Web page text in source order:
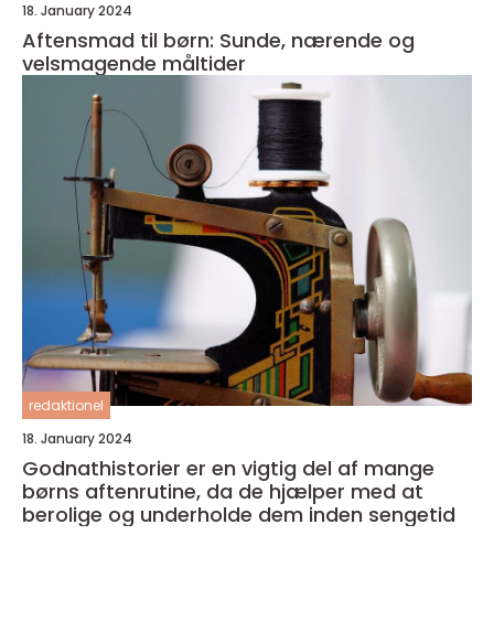
18. January 2024
Aftensmad til børn: Sunde, nærende og
velsmagende måltider
redaktionel
18. January 2024
Godnathistorier er en vigtig del af mange
børns aftenrutine, da de hjælper med at
berolige og underholde dem inden sengetid